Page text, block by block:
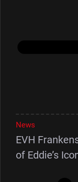
News
EVH
of Eddie’s